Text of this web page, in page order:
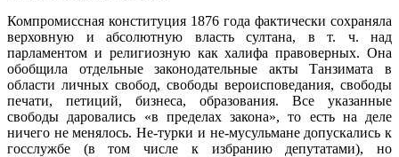
Компромиссная конституция 1876 года фактически сохраняла
верховную и абсолютную власть султана, в т. ч. над
парламентом и религиозную как халифа правоверных. Она
обобщила отдельные законодательные акты Танзимата в
области личных свобод, свободы вероисповедания, свободы
печати, петиций, бизнеса, образования. Все указанные
свободы даровались «в пределах закона», то есть на деле
ничего не менялось. Не-турки и не-мусульмане допускались к
госслужбе (в том числе к избранию депутатами), но